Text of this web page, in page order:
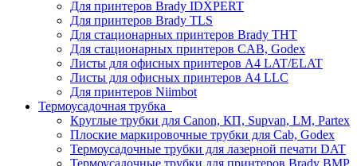
Для принтеров Brady IDXPERT
Для принтеров Brady TLS
Для стационарных принтеров Brady THT
Для стационарных принтеров CAB, Godex
Листы для офисных принтеров А4 LAT/ELAT
Листы для офисных принтеров А4 LLC
Для принтеров Niimbot
Термоусадочная трубка
Круглые трубки для Canon, КП, Supvan, LM, Partex
Плоские маркировочные трубки для Cab, Godex
Термоусадочные трубки для лазерной печати DAT
Термоусадочные трубки для принтеров Brady BMP